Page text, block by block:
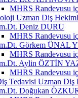
MHRS Randevusu
Uzman Diş
Deniz DURU
MHRS Randevusu
Görkem ÜNAL
MHRS Randevusu
Aylin ÖZTİN
MHRS Randevusu
Tedavisi Uzman Diş
Doğukan